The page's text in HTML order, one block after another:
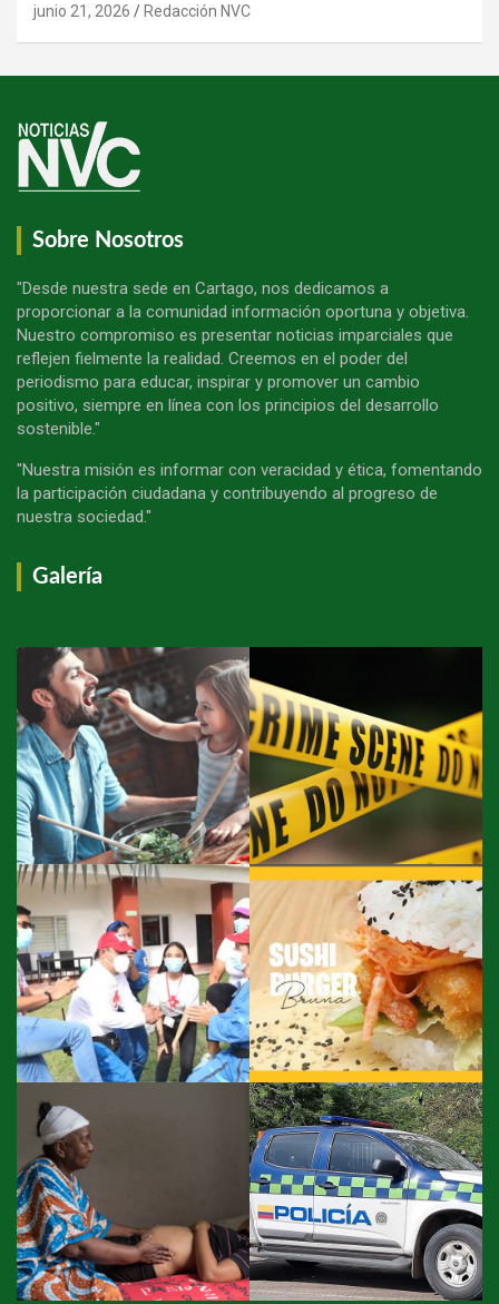
junio 21, 2026 Redacción NVC
Sobre Nosotros
"Desde nuestra sede en Cartago, nos dedicamos a
proporcionar a la comunidad información oportuna y objetiva.
Nuestro compromiso es presentar noticias imparciales que
reflejen fielmente la realidad. Creemos en el poder del
periodismo para educar, inspirar y promover un cambio
positivo, siempre en línea con los principios del desarrollo
sostenible."
"Nuestra misión es informar con veracidad y ética, fomentando
la participación ciudadana y contribuyendo al progreso de
nuestra sociedad."
Galería